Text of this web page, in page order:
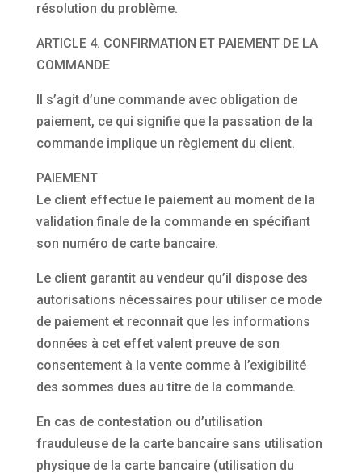
résolution du problème.
ARTICLE 4. CONFIRMATION ET PAIEMENT DE LA
COMMANDE
Il s’agit d’une commande avec obligation de
paiement, ce qui signifie que la passation de la
commande implique un règlement du client.
PAIEMENT
Le client effectue le paiement au moment de la
validation finale de la commande en spécifiant
son numéro de carte bancaire.
Le client garantit au vendeur qu’il dispose des
autorisations nécessaires pour utiliser ce mode
de paiement et reconnait que les informations
données à cet effet valent preuve de son
consentement à la vente comme à l’exigibilité
des sommes dues au titre de la commande.
En cas de contestation ou d’utilisation
frauduleuse de la carte bancaire sans utilisation
physique de la carte bancaire (utilisation du